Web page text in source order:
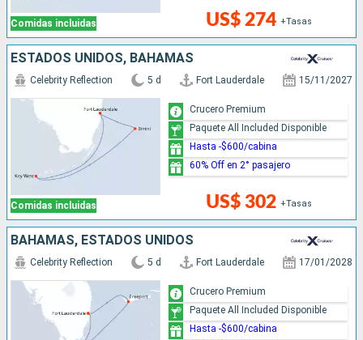
Comidas incluidas US$ 274 +Tasas
ESTADOS UNIDOS, BAHAMAS
Comidas incluidas
Celebrity Reflection 5 d Fort Lauderdale 15/11/2027
US$ 302 +Tasas
Crucero Premium
Paquete All Included Disponible
Hasta -$600/cabina
60% Off en 2° pasajero
BAHAMAS, ESTADOS UNIDOS
Celebrity Reflection 5 d Fort Lauderdale 17/01/2028
Crucero Premium
Paquete All Included Disponible
Hasta -$600/cabina